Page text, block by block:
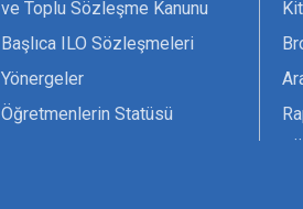
ve Toplu Sözleşme Kanunu
Başlıca ILO Sözleşmeleri
Yönergeler
Öğretmenlerin Statüsü